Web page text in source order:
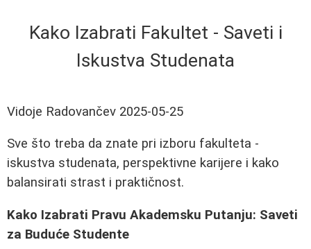
Kako Izabrati Fakultet - Saveti i
Iskustva Studenata
Vidoje Radovančev 2025-05-25
Sve što treba da znate pri izboru fakulteta -
iskustva studenata, perspektivne karijere i kako
balansirati strast i praktičnost.
Kako Izabrati Pravu Akademsku Putanju: Saveti
za Buduće Studente